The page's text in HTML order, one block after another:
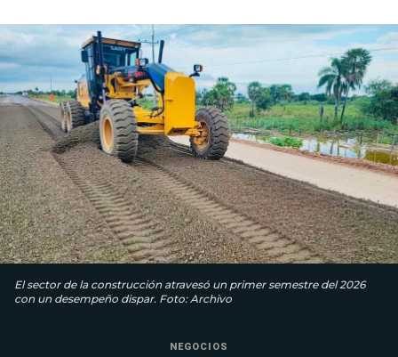
El sector de la construcción atravesó un primer semestre del 2026
con un desempeño dispar. Foto: Archivo
NEGOCIOS